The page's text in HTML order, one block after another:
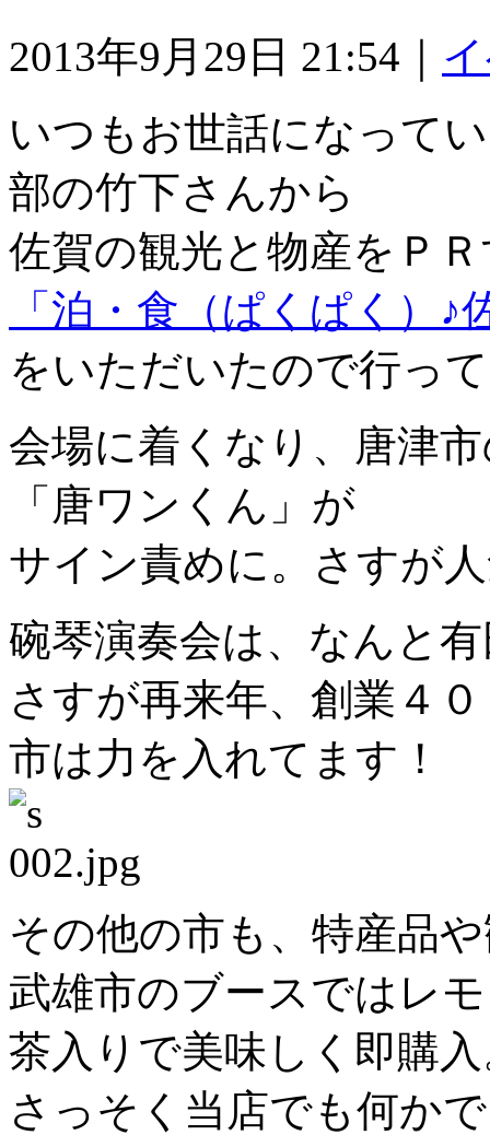
2013年9月29日 21:54｜
いつもお世話になって
部の竹下さんから
佐賀の観光と物産をＰ
「泊・食（ぱくぱく）
をいただいたので行っ
会場に着くなり、唐津
「唐ワンくん」が
サイン責めに。さすが
碗琴演奏会は、なんと
さすが再来年、創業４
市は力を入れてます！
その他の市も、特産品
武雄市のブースではレ
茶入りで美味しく即購
さっそく当店でも何か